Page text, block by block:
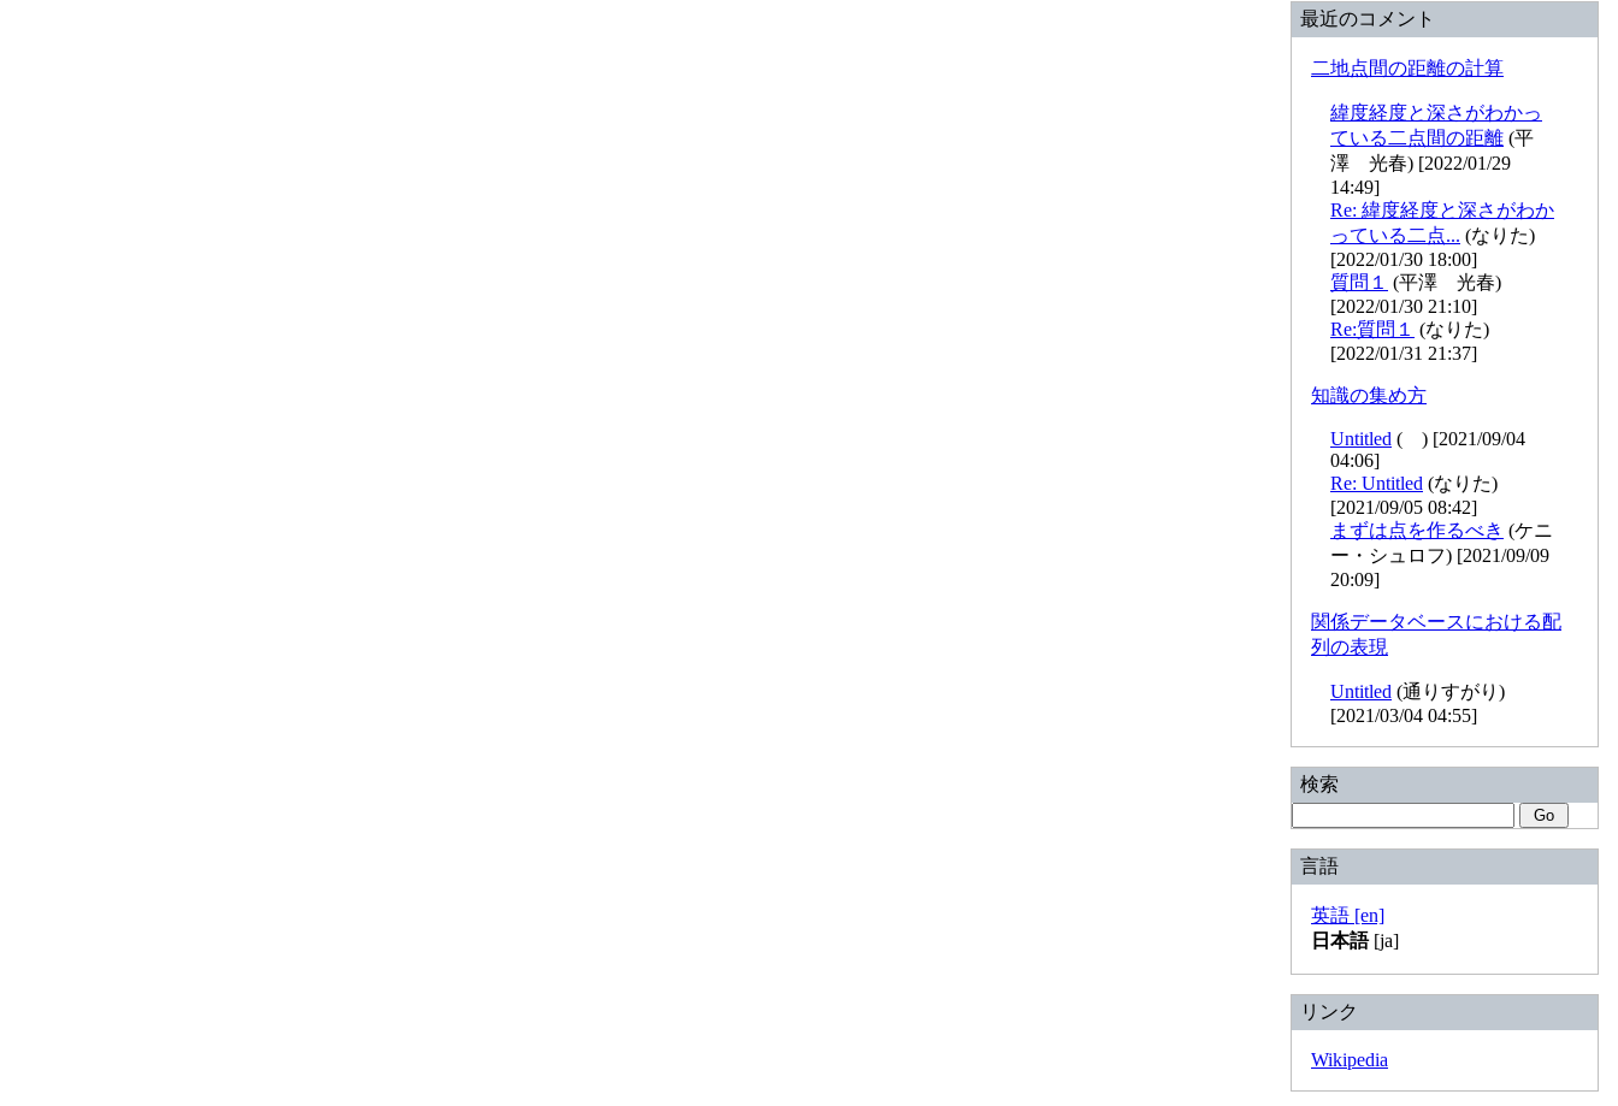
最近のコメント
二地点間の距離の計算
緯度経度と深さがわかっ
ている二点間の距離 (平
澤 光春) [2022/01/29
14:49]
Re: 緯度経度と深さがわか
っている二点... (なりた)
[2022/01/30 18:00]
質問１
(平澤 光春)
[2022/01/30 21:10]
Re:質問１
(なりた)
[2022/01/31 21:37]
知識の集め方
Untitled ( ) [2021/09/04
04:06]
Re: Untitled (なりた)
[2021/09/05 08:42]
まずは点を作るべき (ケニ
ー・シュロフ) [2021/09/09
20:09]
関係データベースにおける配
列の表現
Untitled (通りすがり)
[2021/03/04 04:55]
検索
言語
英語 [en]
日本語[ja]
リンク
Wikipedia